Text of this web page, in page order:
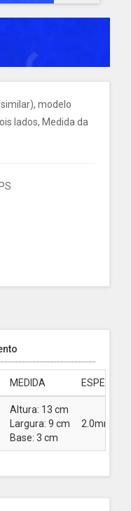
modelo
lados, Medida da
MEDIDA
Altura: 13 cm
Largura: 9 cm
Base: 3 cm
2.0mm